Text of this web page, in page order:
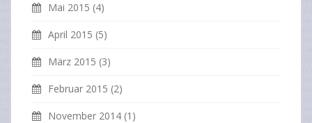
Mai 2015 (4)
April 2015 (5)
März 2015 (3)
Februar 2015 (2)
November 2014 (1)